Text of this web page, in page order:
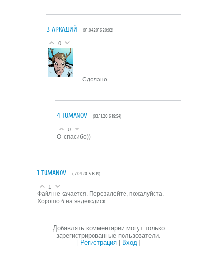
3 АРКАДИЙ (01.04.2016 20:02)
0
Сделано!
4 TUMANOV (03.11.2016 19:54)
0
О! спасибо))
1 TUMANOV (17.04.2015 13:19)
1
Файл не качается. Перезалейте, пожалуйста.
Хорошо б на яндексдиск
Добавлять комментарии могут только
зарегистрированные пользователи.
[ Регистрация| Вход]